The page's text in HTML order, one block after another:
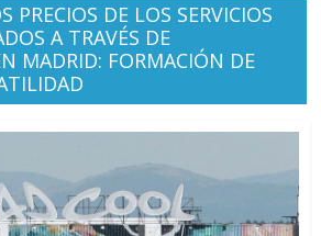
PRECIOS DE LOS SERVICIOS
A TRAVÉS DE
MADRID: FORMACIÓN DE